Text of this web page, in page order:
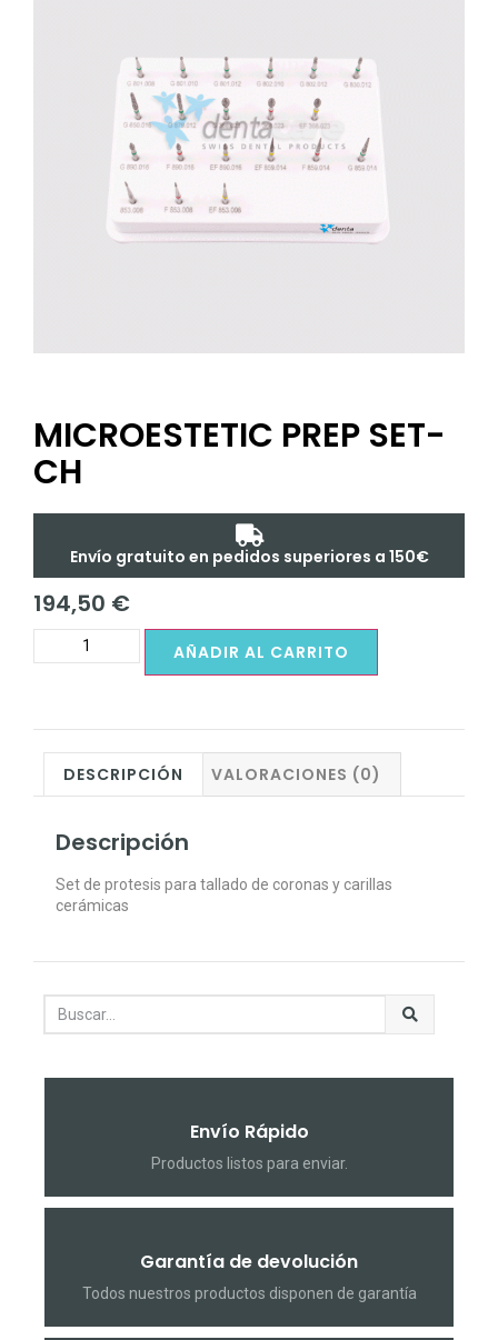
MICROESTETIC PREP SET-
CH
Envío gratuito en pedidos superiores a 150€
194,50 €
AÑADIR AL CARRITO
DESCRIPCIÓN VALORACIONES (0)
Descripción
Set de protesis para tallado de coronas y carillas
cerámicas
Envío Rápido
Productos listos para enviar.
Garantía de devolución
Todos nuestros productos disponen de garantía